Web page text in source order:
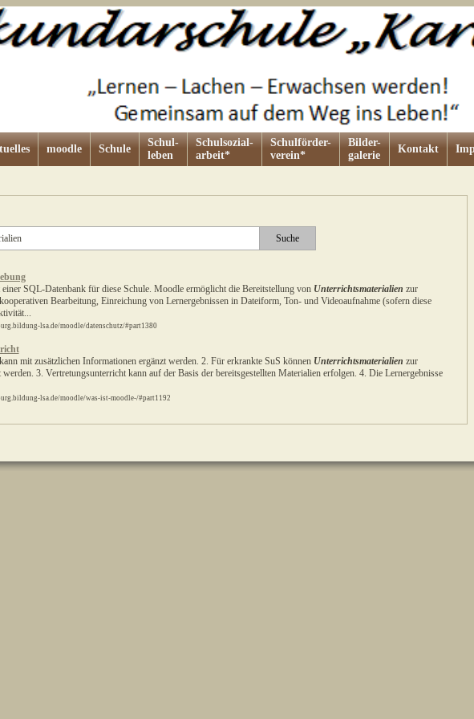
moodle Schule
Schul-
leben
Schulsozial-
arbeit*
Schulförder-
verein*
Bilder-
galerie
Kontakt
SQL-Datenbank für diese Schule. Moodle ermöglicht die Bereitstellung von Unterrichtsmaterialien zur
Bearbeitung, Einreichung von Lernergebnissen in Dateiform, Ton- und Videoaufnahme (sofern diese
lsa.de/moodle/datenschutz/#part1380
mit zusätzlichen Informationen ergänzt werden. 2. Für erkrankte SuS können Unterrichtsmaterialien zur
3. Vertretungsunterricht kann auf der Basis der bereitsgestellten Materialien erfolgen. 4. Die Lernergebnisse
lsa.de/moodle/was-ist-moodle-/#part1192